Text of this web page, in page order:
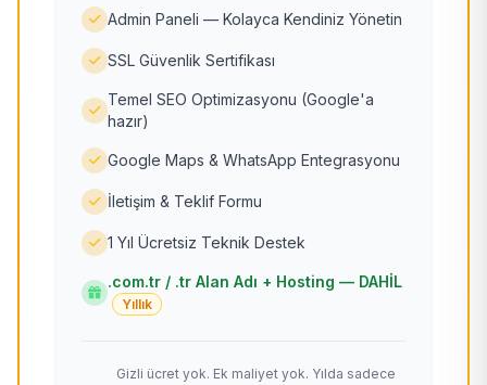
Admin Paneli — Kolayca Kendiniz Yönetin
SSL Güvenlik Sertifikası
Temel SEO Optimizasyonu (Google'a
hazır)
Google Maps & WhatsApp Entegrasyonu
İletişim & Teklif Formu
1 Yıl Ücretsiz Teknik Destek
.com.tr / .tr Alan Adı + Hosting — DAHİL
Yıllık
Gizli ücret yok. Ek maliyet yok. Yılda sadece